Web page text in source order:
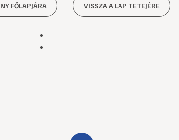
FŐLAPJÁRA VISSZA A LAP TETEJÉRE